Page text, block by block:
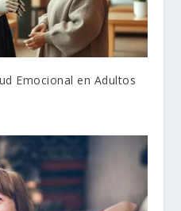
Emocional en Adultos